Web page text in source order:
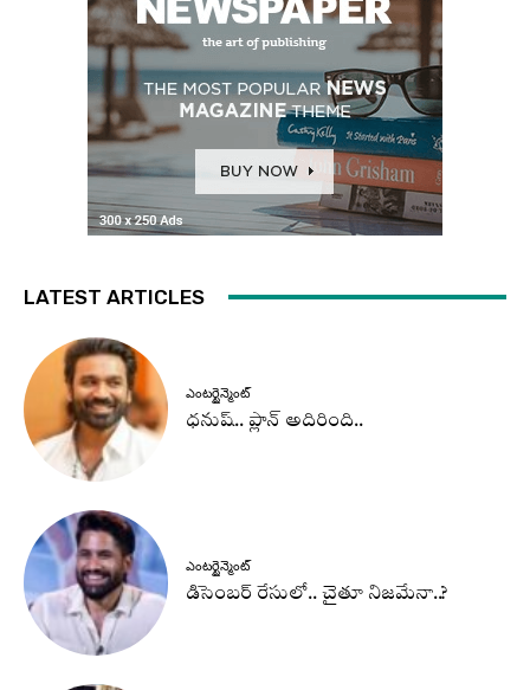
LATEST ARTICLES
ఎంటర్టైన్మెంట్
ధనుష్‌.. ప్లాన్ అదిరింది..
ఎంటర్టైన్మెంట్
డిసెంబర్ రేసులో.. చైతూ నిజమేనా..?